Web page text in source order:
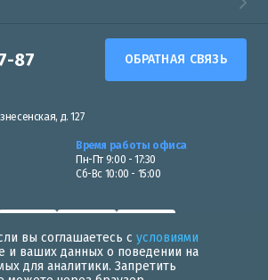
вы соглашаетесь с условиями
и ваших данных о поведении на
для аналитики. Запретить
87 ОБРАТНАЯ СВЯЗЬ
д. 127
Время работы офиса
Пн-Пт 9:00 - 17:30
Сб-Вс 10:00 - 15:00